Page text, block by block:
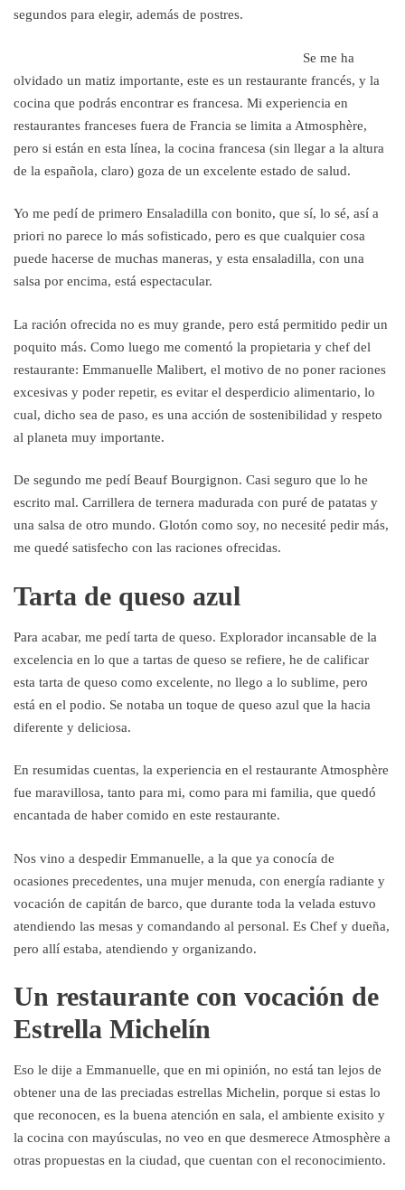
segundos para elegir, además de postres.
Se me ha
olvidado un matiz importante, este es un restaurante francés, y la
cocina que podrás encontrar es francesa. Mi experiencia en
restaurantes franceses fuera de Francia se limita a Atmosphère,
pero si están en esta línea, la cocina francesa (sin llegar a la altura
de la española, claro) goza de un excelente estado de salud.
Yo me pedí de primero Ensaladilla con bonito, que sí, lo sé, así a
priori no parece lo más sofisticado, pero es que cualquier cosa
puede hacerse de muchas maneras, y esta ensaladilla, con una
salsa por encima, está espectacular.
La ración ofrecida no es muy grande, pero está permitido pedir un
poquito más. Como luego me comentó la propietaria y chef del
restaurante: Emmanuelle Malibert, el motivo de no poner raciones
excesivas y poder repetir, es evitar el desperdicio alimentario, lo
cual, dicho sea de paso, es una acción de sostenibilidad y respeto
al planeta muy importante.
De segundo me pedí Beauf Bourgignon. Casi seguro que lo he
escrito mal. Carrillera de ternera madurada con puré de patatas y
una salsa de otro mundo. Glotón como soy, no necesité pedir más,
me quedé satisfecho con las raciones ofrecidas.
Tarta de queso azul
Para acabar, me pedí tarta de queso. Explorador incansable de la
excelencia en lo que a tartas de queso se refiere, he de calificar
esta tarta de queso como excelente, no llego a lo sublime, pero
está en el podio. Se notaba un toque de queso azul que la hacia
diferente y deliciosa.
En resumidas cuentas, la experiencia en el restaurante Atmosphère
fue maravillosa, tanto para mi, como para mi familia, que quedó
encantada de haber comido en este restaurante.
Nos vino a despedir Emmanuelle, a la que ya conocía de
ocasiones precedentes, una mujer menuda, con energía radiante y
vocación de capitán de barco, que durante toda la velada estuvo
atendiendo las mesas y comandando al personal. Es Chef y dueña,
pero allí estaba, atendiendo y organizando.
Un restaurante con vocación de
Estrella Michelín
Eso le dije a Emmanuelle, que en mi opinión, no está tan lejos de
obtener una de las preciadas estrellas Michelin, porque si estas lo
que reconocen, es la buena atención en sala, el ambiente exisito y
la cocina con mayúsculas, no veo en que desmerece Atmosphère a
otras propuestas en la ciudad, que cuentan con el reconocimiento.